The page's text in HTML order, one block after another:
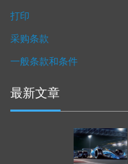
打印
采购条款
一般条款和条件
最新文章